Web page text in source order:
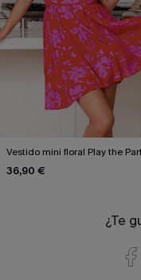
Vestido mini floral Play the Part
36,90 €
¿Te